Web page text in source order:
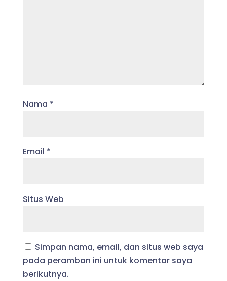
Nama *
Email *
Situs Web
Simpan nama, email, dan situs web saya
pada peramban ini untuk komentar saya
berikutnya.